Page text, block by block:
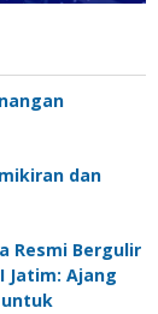
dan
Resmi Bergulir
Jatim: Ajang
untuk